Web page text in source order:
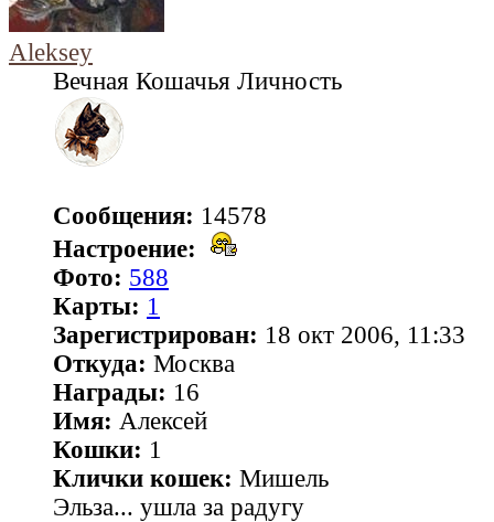
Aleksey
Вечная Кошачья Личность
Сообщения: 14578
Настроение:
Фото: 588
Карты: 1
Зарегистрирован: 18 окт 2006, 11:33
Откуда: Москва
Награды: 16
Имя: Алексей
Кошки: 1
Клички кошек: Мишель
Эльза... ушла за радугу